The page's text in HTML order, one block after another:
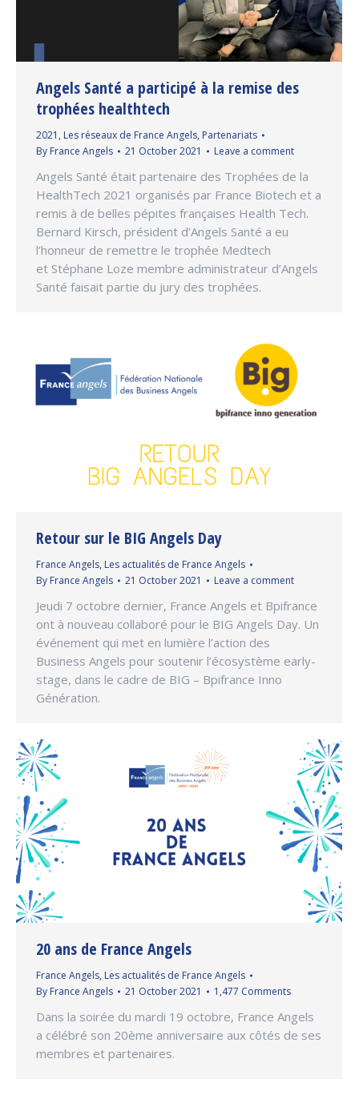
Angels Santé a participé à la remise des
trophées healthtech
2021 , Les réseaux de France Angels, Partenariats
By France Angels 21 October 2021 Leave a comment
Angels Santé était partenaire des Trophées de la
HealthTech 2021 organisés par France Biotech et a
remis à de belles pépites françaises Health Tech.
Bernard Kirsch, président d’Angels Santé a eu
l’honneur de remettre le trophée Medtech
et Stéphane Loze membre administrateur d’Angels
Santé faisait partie du jury des trophées.
Retour sur le BIG Angels Day
France Angels, Les actualités de France Angels
By France Angels 21 October 2021 Leave a comment
Jeudi 7 octobre dernier, France Angels et Bpifrance
ont à nouveau collaboré pour le BIG Angels Day. Un
événement qui met en lumière l’action des
Business Angels pour soutenir l’écosystème early-
stage, dans le cadre de BIG – Bpifrance Inno
Génération.
20 ans de France Angels
France Angels, Les actualités de France Angels
By France Angels 21 October 2021 1,477 Comments
Dans la soirée du mardi 19 octobre, France Angels
a célébré son 20ème anniversaire aux côtés de ses
membres et partenaires.